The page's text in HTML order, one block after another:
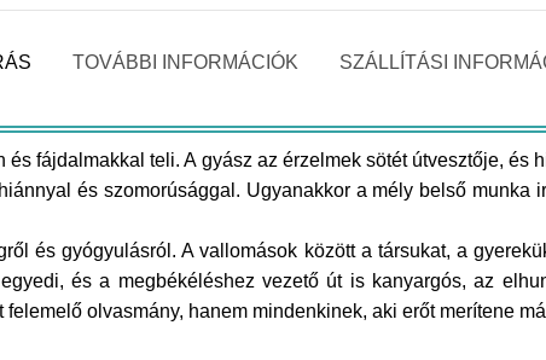
TOVÁBBI INFORMÁCIÓK SZÁLLÍTÁSI
fájdalmakkal teli. A gyász az érzelmek sötét útvesztője,
és szomorúsággal. Ugyanakkor a mély belső munka
és gyógyulásról. A vallomások között a társukat, a
és a megbékéléshez vezető út is kanyargós, az
olvasmány, hanem mindenkinek, aki erőt merítene